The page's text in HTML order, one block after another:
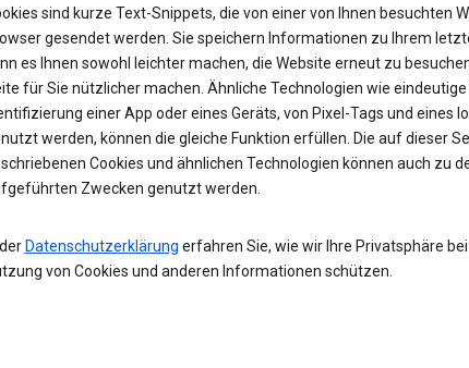
sind kurze Text-Snippets, die von einer von Ihnen besuchten
gesendet werden. Sie speichern Informationen zu Ihrem
es Ihnen sowohl leichter machen, die Website erneut zu
für Sie nützlicher machen. Ähnliche Technologien wie eindeutige
einer App oder eines Geräts, von Pixel-Tags und eines
werden, können die gleiche Funktion erfüllen. Die auf dieser
Cookies und ähnlichen Technologien können auch zu
Zwecken genutzt werden.
Datenschutzerklärung erfahren Sie, wie wir Ihre Privatsphäre
von Cookies und anderen Informationen schützen.